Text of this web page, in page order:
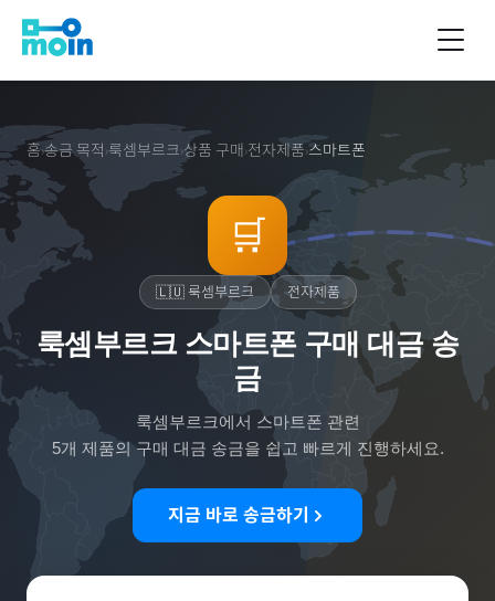
홈›송금 목적 ›룩셈부르크›상품 구매 ›전자제품›스마트폰
🛒
🇱🇺 룩셈부르크 전자제품
룩셈부르크 스마트폰 구매 대금 송
금
룩셈부르크에서 스마트폰 관련
5개 제품의 구매 대금 송금을 쉽고 빠르게 진행하세요.
지금 바로 송금하기